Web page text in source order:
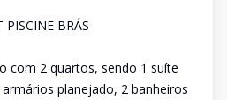
BRÁS
com 2 quartos, sendo 1 suíte
planejado, 2 banheiros